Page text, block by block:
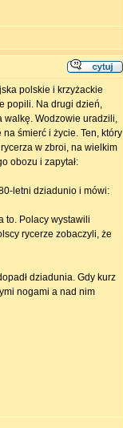
polskie i krzyżackie
popili. Na drugi dzień,
walkę. Wodzowie uradzili,
śmierć i życie. Ten, który
w zbroi, na wielkim
obozu i zapytał:
letni dziadunio i mówi:
to. Polacy wystawili
rycerze zobaczyli, że
dziadunia. Gdy kurz
nogami a nad nim